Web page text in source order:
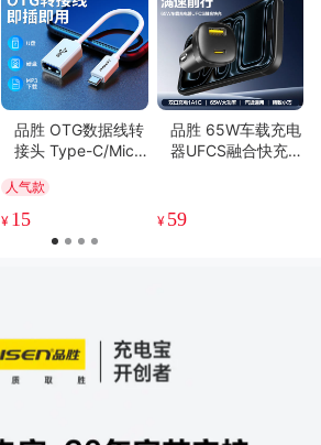
品胜 OTG数据线转
接头 Type-C/Micr
人气款
¥ 15
品胜 65W车载充电
器UFCS融合快充1
¥ 59